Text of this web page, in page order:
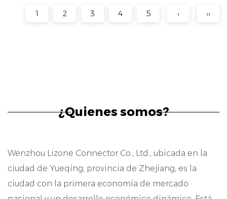
1 2 3 4 5 › ››
¿Quienes somos?
Wenzhou Lizone Connector Co., Ltd., ubicada en la
ciudad de Yueqing, provincia de Zhejiang, es la
ciudad con la primera economía de mercado